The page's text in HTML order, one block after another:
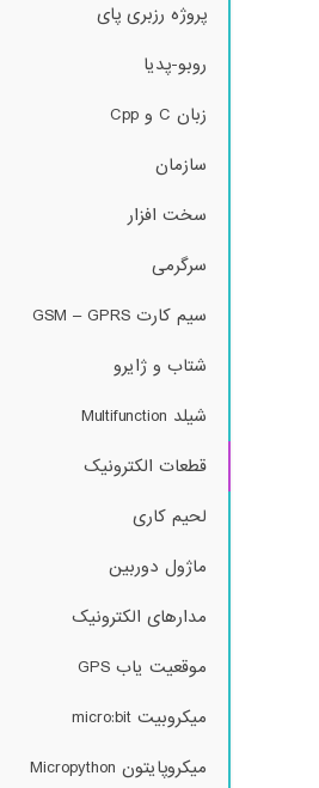
پروژه رزبری پای
روبو-پدیا
زبان C و Cpp
سازمان
سخت افزار
سرگرمی
سیم کارت GSM – GPRS
شتاب و ژایرو
شیلد Multifunction
قطعات الکترونیک
لحیم کاری
ماژول دوربین
مدارهای الکترونیک
موقعیت یاب GPS
میکروبیت micro:bit
میکروپایتون Micropython